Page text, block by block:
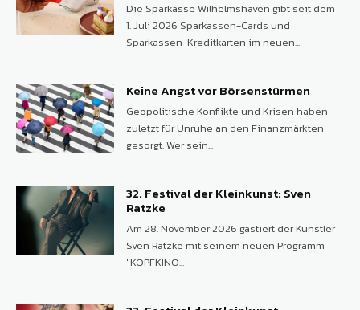
Die Sparkasse Wilhelmshaven gibt seit dem
1. Juli 2026 Sparkassen-Cards und
Sparkassen-Kreditkarten im neuen...
Keine Angst vor Börsenstürmen
Geopolitische Konflikte und Krisen haben
zuletzt für Unruhe an den Finanzmärkten
gesorgt. Wer sein...
32. Festival der Kleinkunst: Sven
Ratzke
Am 28. November 2026 gastiert der Künstler
Sven Ratzke mit seinem neuen Programm
"KOPFKINO...